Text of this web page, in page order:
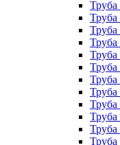
Труба
Труба
Труба
Труба
Труба
Труба
Труба
Труба
Труба
Труба
Труба
Труба